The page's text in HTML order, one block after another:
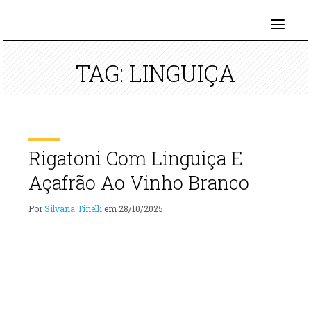
TAG: LINGUIÇA
Rigatoni Com Linguiça E
Açafrão Ao Vinho Branco
PorSilvana Tinelli em 28/10/2025